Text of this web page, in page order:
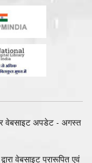
वेबसाइट अपडेट - अगस्त
द्वारा वेबसाइट प्रारूपित एवं